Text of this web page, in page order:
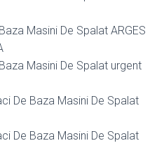
Masini De Spalat ARGES
Masini De Spalat urgent
De Baza Masini De Spalat
De Baza Masini De Spalat